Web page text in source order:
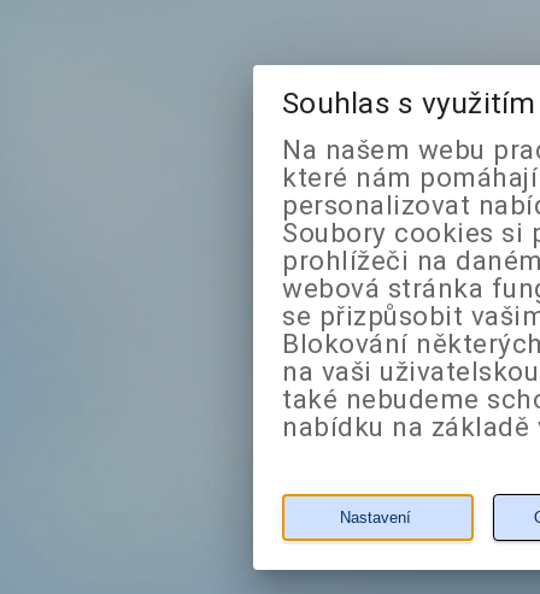
Souhlas s
Na našem webu
které nám
personalizovat
Soubory cookies si
prohlížeči na
webová stránka
se přizpůsobit
Blokování
na vaši
také nebudeme
nabídku na
Nastavení